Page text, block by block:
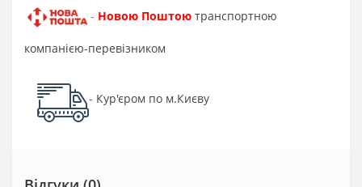
- Новою Поштою транспортною
компанією-перевізником
- Кур'єром по м.Києву